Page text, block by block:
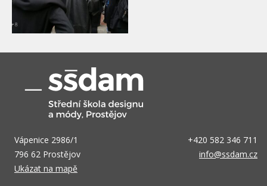
Vápenice 2986/1
796 62 Prostějov
Ukázat na mapě
+420 582 346 711
info@ssdam.cz